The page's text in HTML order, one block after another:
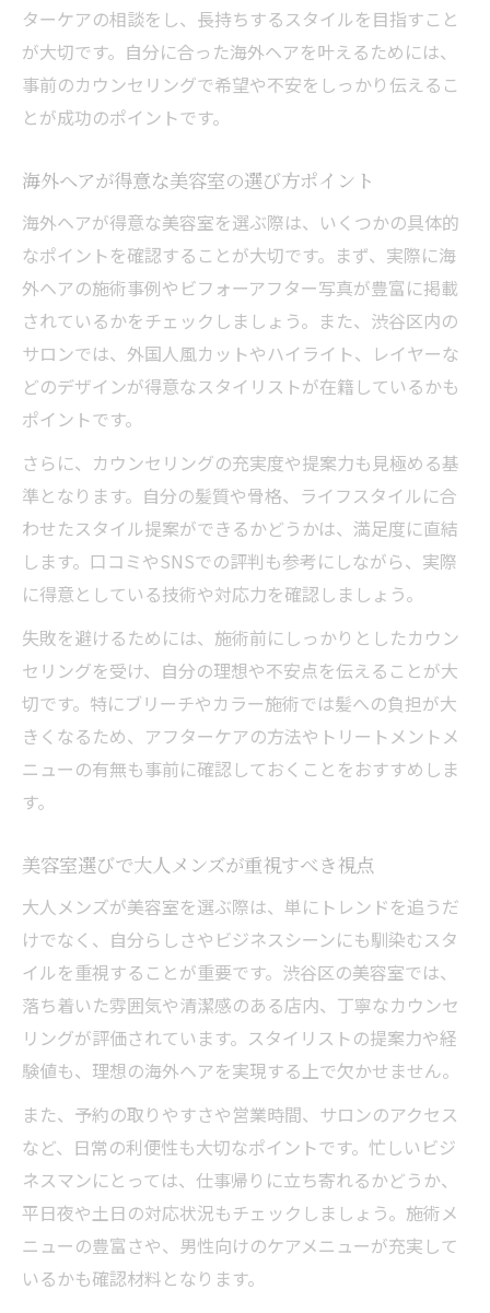
海外ヘアカットは美容室選びが決め手
トレンド海外ヘアへ導く渋谷区の美容室術
美容室で受ける海外ヘアのトレンド施術
渋谷区ならではの美容室海外ヘア事情
び方
渋谷区の美容室で体験できる海外ヘアの特
徴
自然なレイヤーカットを美容室で実現するには
美容室で叶える自然な海外レイヤーカット
美容室が得意とする自然なレイヤーカット
海外ヘア流レイヤーカットを美容室で体験
美容室選びで失敗しないレイヤーカット術
レイヤーカットの相談は美容室が安心
美容室で自分らしい海外風メンズカットを
美容室で自分らしい海外風メンズヘアを提
案
海外ヘアを個性に合わせて美容室で実現
美容室で似合う海外風カットを見つける方
法
美容室で自分に合う海外ヘアを相談するポ
イント
ターケアの相談をし、長持ちするスタイルを目指すこと
が大切です。自分に合った海外ヘアを叶えるためには、
事前のカウンセリングで希望や不安をしっかり伝えるこ
とが成功のポイントです。
海外ヘアが得意な美容室の選び方ポイント
海外ヘアが得意な美容室を選ぶ際は、いくつかの具体的
なポイントを確認することが大切です。まず、実際に海
外ヘアの施術事例やビフォーアフター写真が豊富に掲載
されているかをチェックしましょう。また、渋谷区内の
サロンでは、外国人風カットやハイライト、レイヤーな
どのデザインが得意なスタイリストが在籍しているかも
ポイントです。
さらに、カウンセリングの充実度や提案力も見極める基
準となります。自分の髪質や骨格、ライフスタイルに合
わせたスタイル提案ができるかどうかは、満足度に直結
します。口コミやSNSでの評判も参考にしながら、実際
に得意としている技術や対応力を確認しましょう。
失敗を避けるためには、施術前にしっかりとしたカウン
セリングを受け、自分の理想や不安点を伝えることが大
切です。特にブリーチやカラー施術では髪への負担が大
きくなるため、アフターケアの方法やトリートメントメ
ニューの有無も事前に確認しておくことをおすすめしま
す。
美容室選びで大人メンズが重視すべき視点
大人メンズが美容室を選ぶ際は、単にトレンドを追うだ
けでなく、自分らしさやビジネスシーンにも馴染むスタ
イルを重視することが重要です。渋谷区の美容室では、
落ち着いた雰囲気や清潔感のある店内、丁寧なカウンセ
リングが評価されています。スタイリストの提案力や経
験値も、理想の海外ヘアを実現する上で欠かせません。
また、予約の取りやすさや営業時間、サロンのアクセス
など、日常の利便性も大切なポイントです。忙しいビジ
ネスマンにとっては、仕事帰りに立ち寄れるかどうか、
平日夜や土日の対応状況もチェックしましょう。施術メ
ニューの豊富さや、男性向けのケアメニューが充実して
いるかも確認材料となります。